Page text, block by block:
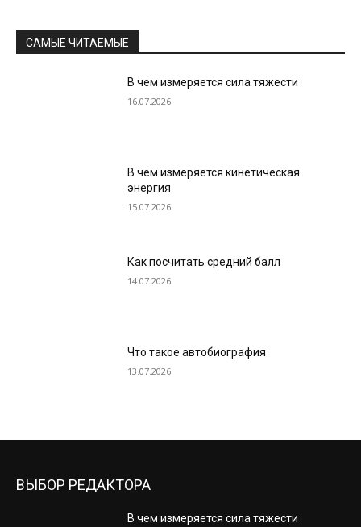
САМЫЕ ЧИТАЕМЫЕ
В чем измеряется сила тяжести
16.07.2026
В чем измеряется кинетическая
энергия
15.07.2026
Как посчитать средний балл
14.07.2026
Что такое автобиография
13.07.2026
ВЫБОР РЕДАКТОРА
В чем измеряется сила тяжести